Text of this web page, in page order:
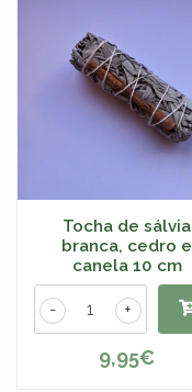
Tocha de sálvia
branca, cedro e
canela 10 cm
+
-
9,95€